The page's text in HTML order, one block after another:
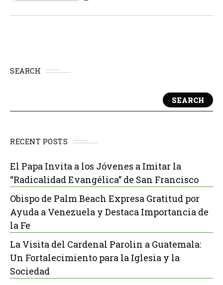
SEARCH
SEARCH
RECENT POSTS
El Papa Invita a los Jóvenes a Imitar la
“Radicalidad Evangélica” de San Francisco
Obispo de Palm Beach Expresa Gratitud por
Ayuda a Venezuela y Destaca Importancia de
la Fe
La Visita del Cardenal Parolin a Guatemala:
Un Fortalecimiento para la Iglesia y la
Sociedad